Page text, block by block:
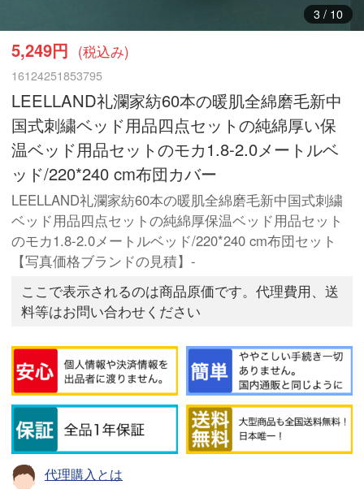
3/ 10
5,249円 (税込み)
16124251853795
LEELLAND礼瀾家紡60本の暖肌全綿磨毛新中
国式刺繍ベッド用品四点セットの純綿厚い保
温ベッド用品セットのモカ1.8-2.0メートルベ
ッド/220*240 cm布団カバー
LEELLAND礼瀾家紡60本の暖肌全綿磨毛新中国式刺繍
ベッド用品四点セットの純綿厚保温ベッド用品セット
のモカ1.8-2.0メートルベッド/220*240 cm布団セット
【写真価格ブランドの見積】-
ここで表示されるのは商品原価です。代理費用、送
料等はお問い合わせください
代理購入とは